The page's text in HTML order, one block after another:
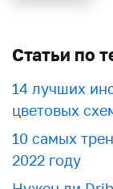
Статьи по
​​14 лучших
цветовых
10 самых
2022 году